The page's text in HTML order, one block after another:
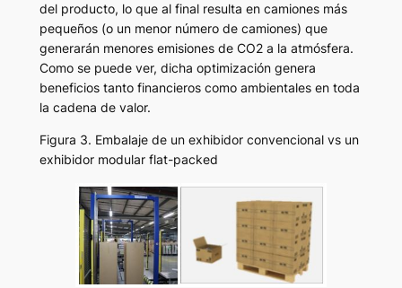
del producto, lo que al final resulta en camiones más
pequeños (o un menor número de camiones) que
generarán menores emisiones de CO2 a la atmósfera.
Como se puede ver, dicha optimización genera
beneficios tanto financieros como ambientales en toda
la cadena de valor.
Figura 3. Embalaje de un exhibidor convencional vs un
exhibidor modular flat-packed